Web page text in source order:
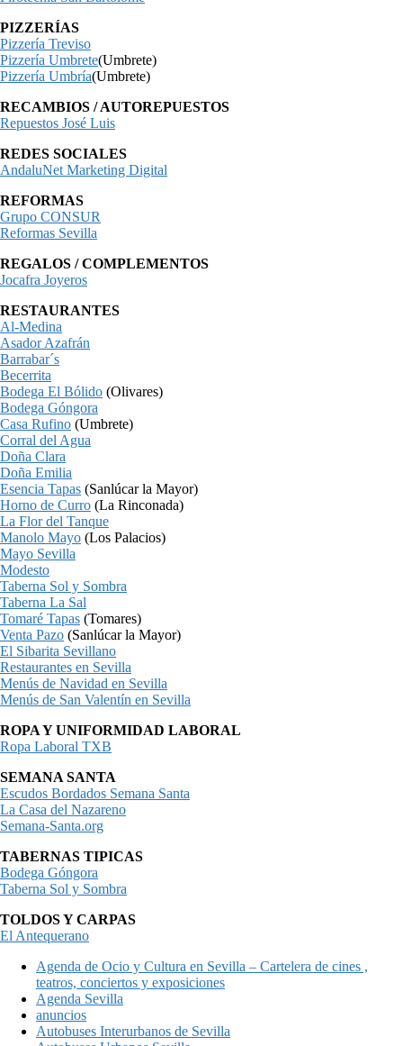
PIZZERÍAS
Pizzería Treviso
Pizzería Umbrete(Umbrete)
Pizzería Umbría(Umbrete)
RECAMBIOS / AUTOREPUESTOS
Repuestos José Luis
REDES SOCIALES
AndaluNet Marketing Digital
REFORMAS
Grupo CONSUR
Reformas Sevilla
REGALOS / COMPLEMENTOS
Jocafra Joyeros
RESTAURANTES
Al-Medina
Asador Azafrán
Barrabar´s
Becerrita
Bodega El Bólido (Olivares)
Bodega Góngora
Casa Rufino (Umbrete)
Corral del Agua
Doña Clara
Doña Emilia
Esencia Tapas (Sanlúcar la Mayor)
Horno de Curro (La Rinconada)
La Flor del Tanque
Manolo Mayo (Los Palacios)
Mayo Sevilla
Modesto
Taberna Sol y Sombra
Taberna La Sal
Tomaré Tapas (Tomares)
Venta Pazo (Sanlúcar la Mayor)
El Sibarita Sevillano
Restaurantes en Sevilla
Menús de Navidad en Sevilla
Menús de San Valentín en Sevilla
ROPA Y UNIFORMIDAD LABORAL
Ropa Laboral TXB
SEMANA SANTA
Escudos Bordados Semana Santa
La Casa del Nazareno
Semana-Santa.org
TABERNAS TIPICAS
Bodega Góngora
Taberna Sol y Sombra
TOLDOS Y CARPAS
El Antequerano
Agenda de Ocio y Cultura en Sevilla – Cartelera de cines ,
teatros, conciertos y exposiciones
Agenda Sevilla
anuncios
Autobuses Interurbanos de Sevilla